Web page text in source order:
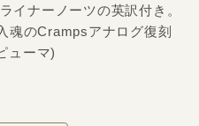
イナーノーツの英訳付き。
魂のCrampsアナログ復刻
ューマ)